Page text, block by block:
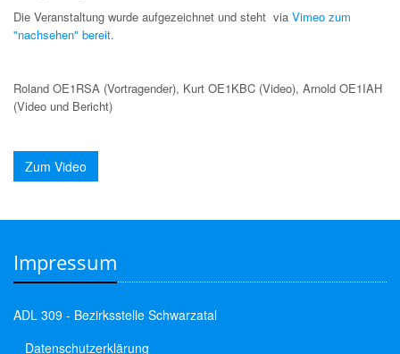
Die Veranstaltung wurde aufgezeichnet und steht via Vimeo zum
"nachsehen" bereit.
Roland OE1RSA (Vortragender), Kurt OE1KBC (Video), Arnold OE1IAH
(Video und Bericht)
Zum Video
Impressum
ADL 309 - Bezirksstelle Schwarzatal
Datenschutzerklärung